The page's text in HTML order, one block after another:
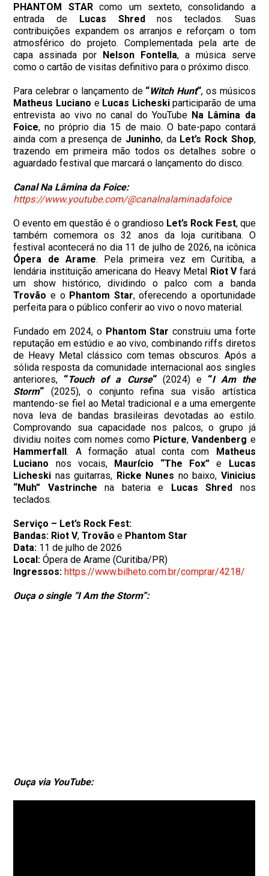
PHANTOM STARcomo um sexteto, consolidando a
entrada de Lucas Shrednos teclados. Suas
contribuições expandem os arranjos e reforçam o tom
atmosférico do projeto. Complementada pela arte de
capa assinada por Nelson Fontella, a música serve
como o cartão de visitas definitivo para o próximo disco.
Para celebrar o lançamento de “Witch Hunt“, os músicos
Matheus Luciano e Lucas Licheskiparticiparão de uma
entrevista ao vivo no canal do YouTube Na Lâmina da
Foice, no próprio dia 15 de maio. O bate-papo contará
ainda com a presença de Juninho, da Let’s Rock Shop,
trazendo em primeira mão todos os detalhes sobre o
aguardado festival que marcará o lançamento do disco.
Canal Na Lâmina da Foice:
https://www.youtube.com/@canalnalaminadafoice
O evento em questão é o grandioso Let’s Rock Fest, que
também comemora os 32 anos da loja curitibana. O
festival acontecerá no dia 11 de julho de 2026, na icônica
Ópera de Arame. Pela primeira vez em Curitiba, a
lendária instituição americana do Heavy Metal Riot Vfará
um show histórico, dividindo o palco com a banda
Trovão e o Phantom Star, oferecendo a oportunidade
perfeita para o público conferir ao vivo o novo material.
Fundado em 2024, o Phantom Star construiu uma forte
reputação em estúdio e ao vivo, combinando riffs diretos
de Heavy Metal clássico com temas obscuros. Após a
sólida resposta da comunidade internacional aos singles
anteriores, “Touch of a Curse“(2024) e “I Am the
Storm“ (2025), o conjunto refina sua visão artística
mantendo-se fiel ao Metal tradicional e a uma emergente
nova leva de bandas brasileiras devotadas ao estilo.
Comprovando sua capacidade nos palcos, o grupo já
dividiu noites com nomes como Picture,Vandenberg e
Hammerfall. A formação atual conta com Matheus
Luciano nos vocais, Maurício “The Fox”e Lucas
Licheski nas guitarras, Ricke Nunes no baixo, Vinicius
“Muh” Vastrinche na bateria e Lucas Shred nos
teclados.
Serviço – Let’s Rock Fest:
Bandas: Riot V,Trovão e Phantom Star
Data: 11 de julho de 2026
Local: Ópera de Arame (Curitiba/PR)
Ingressos: https://www.bilheto.com.br/comprar/4218/
Ouça o single “I Am the Storm”:
Ouça via YouTube: